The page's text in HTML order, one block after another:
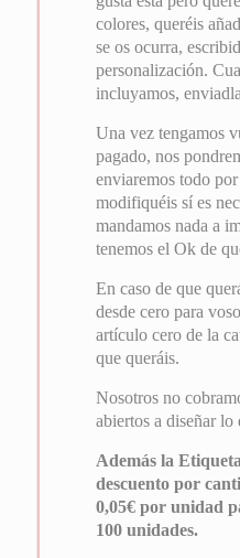
colores, queréis
se os ocurra,
personalización.
incluyamos,
Una vez tengamos
pagado, nos
enviaremos todo
modifiquéis sí es
mandamos nada a
tenemos el Ok de
En caso de que
desde cero para
artículo cero de la
que queráis.
Nosotros no
abiertos a diseñar lo
Además la
descuento por
0,05€ por unidad
100 unidades.